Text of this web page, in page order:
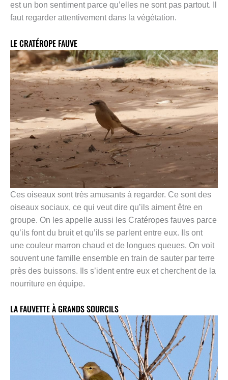
est un bon sentiment parce qu’elles ne sont pas partout. Il
faut regarder attentivement dans la végétation.
LE CRATÉROPE FAUVE
Ces oiseaux sont très amusants à regarder. Ce sont des
oiseaux sociaux, ce qui veut dire qu’ils aiment être en
groupe. On les appelle aussi les Cratéropes fauves parce
qu’ils font du bruit et qu’ils se parlent entre eux. Ils ont
une couleur marron chaud et de longues queues. On voit
souvent une famille ensemble en train de sauter par terre
près des buissons. Ils s’ident entre eux et cherchent de la
nourriture en équipe.
LA FAUVETTE À GRANDS SOURCILS